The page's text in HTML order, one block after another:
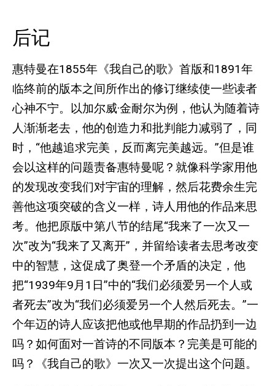
后记
惠特曼在1855年《我自己的歌》首版和1891年
临终前的版本之间所作出的修订继续使一些读者
心神不宁。以加尔威·金耐尔为例，他认为随着诗
人渐渐老去，他的创造力和批判能力减弱了，同
时，“他越追求完美，反而离完美越远。”但是谁
会以这样的问题责备惠特曼呢？就像科学家用他
的发现改变我们对宇宙的理解，然后花费余生完
善他这项突破的含义一样，诗人用他的作品来思
考。他把原版中第八节的结尾“我来了一次又一
次”改为“我来了又离开”，并留给读者去思考改变
中的智慧，这促成了奥登一个矛盾的决定，他
把“1939年9月1日”中的“我们必须爱另一个人或
者死去”改为“我们必须爱另一个人然后死去。”一
个年迈的诗人应该把他或他早期的作品扔到一边
吗？如何面对一首诗的不同版本？完美是可能的
吗？《我自己的歌》一次又一次提出这个问题。